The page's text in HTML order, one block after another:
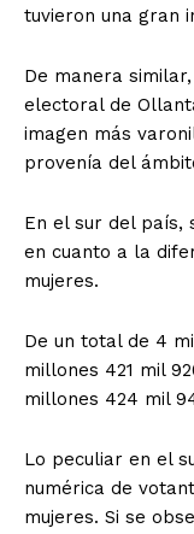
tuvieron una gran
De manera
electoral de
imagen más
provenía del
En el sur del país,
en cuanto a la
mujeres.
De un total de 4
millones 421 mil
millones 424 mil
Lo peculiar en el
numérica de
mujeres. Si se